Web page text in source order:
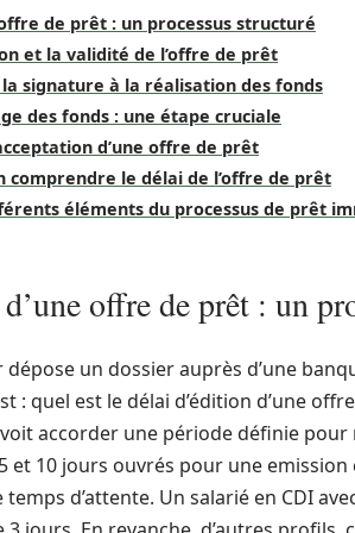
de prêt : un processus structuré
et la validité de l’offre de prêt
la signature à la réalisation des fonds
des fonds : une étape cruciale
d’une offre de prêt
comprendre le délai de l’offre de prêt
éléments du processus de prêt
offre de prêt : un
dépose un dossier auprès d’une
: quel est le délai d’édition d’une
accorder une période définie
et 10 jours ouvrés pour une
d’attente. Un salarié en CDI